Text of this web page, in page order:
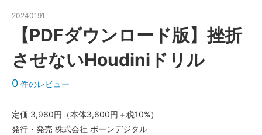
20240191
【PDFダウンロード版】挫折
させないHoudiniドリル
0 件のレビュー
定価 3,960円（本体3,600円＋税10%）
発行・発売 株式会社 ボーンデジタル